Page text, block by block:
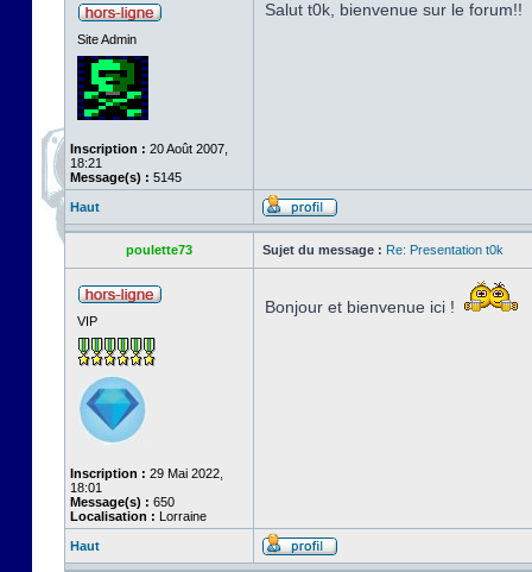
Site Admin
Inscription : 20 Août 2007,
18:21
Message(s) : 5145
Salut t0k, bienvenue sur le forum!!
Haut
poulette73 Sujet du message : Re: Presentation t0k
VIP
Inscription : 29 Mai 2022,
18:01
Message(s) : 650
Localisation : Lorraine
Bonjour et bienvenue ici !
Haut